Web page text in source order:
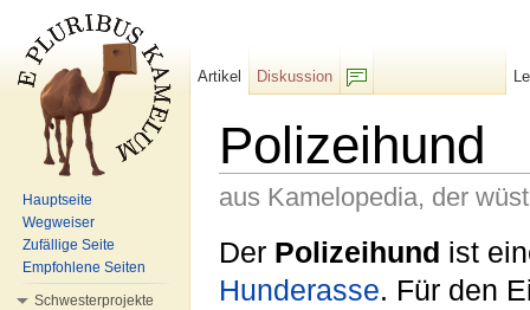
Polizeihund
aus Kamelopedia, der
Der Polizeihund ist
Hunderasse. Für den
Artikel
Diskussion
Hauptseite
Wegweiser
Zufällige Seite
Empfohlene Seiten
Schwesterprojekte